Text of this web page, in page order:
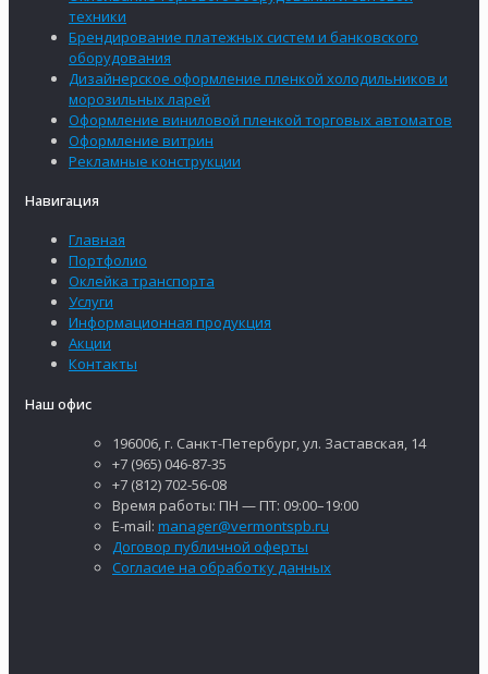
техники
Брендирование платежных систем и банковского
оборудования
Дизайнерское оформление пленкой холодильников и
морозильных ларей
Оформление виниловой пленкой торговых автоматов
Оформление витрин
Рекламные конструкции
Навигация
Главная
Портфолио
Оклейка транспорта
Услуги
Информационная продукция
Акции
Контакты
Наш офис
196006, г. Санкт-Петербург, ул. Заставская, 14
+7 (965) 046-87-35
+7 (812) 702-56-08
Время работы: ПН — ПТ: 09:00–19:00
E-mail: manager@vermontspb.ru
Договор публичной оферты
Согласие на обработку данных